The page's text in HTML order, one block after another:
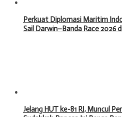
Perkuat Diplomasi Maritim
Sail Darwin–Banda Race 2026
Jelang HUT ke-81 RI, Muncul